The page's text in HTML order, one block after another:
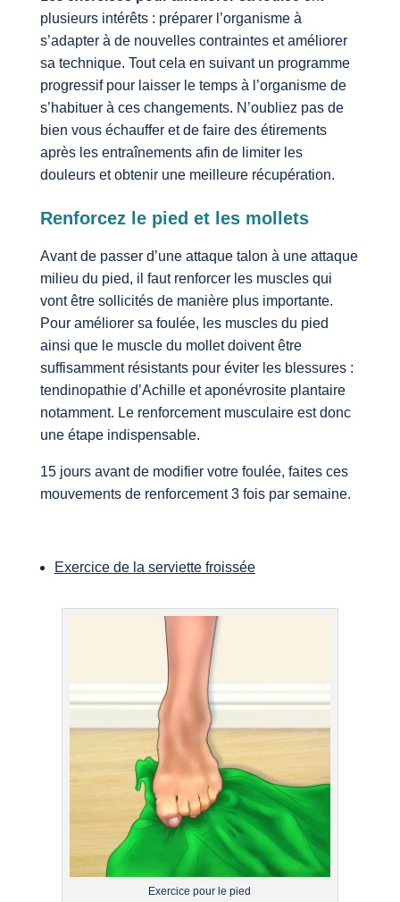
plusieurs intérêts : préparer l’organisme à
s’adapter à de nouvelles contraintes et améliorer
sa technique. Tout cela en suivant un programme
progressif pour laisser le temps à l’organisme de
s’habituer à ces changements. N’oubliez pas de
bien vous échauffer et de faire des étirements
après les entraînements afin de limiter les
douleurs et obtenir une meilleure récupération.
Renforcez le pied et les mollets
Avant de passer d’une attaque talon à une attaque
milieu du pied, il faut renforcer les muscles qui
vont être sollicités de manière plus importante.
Pour améliorer sa foulée, les muscles du pied
ainsi que le muscle du mollet doivent être
suffisamment résistants pour éviter les blessures :
tendinopathie d’Achille et aponévrosite plantaire
notamment. Le renforcement musculaire est donc
une étape indispensable.
15 jours avant de modifier votre foulée, faites ces
mouvements de renforcement 3 fois par semaine.
Exercice de la serviette froissée
Exercice pour le pied